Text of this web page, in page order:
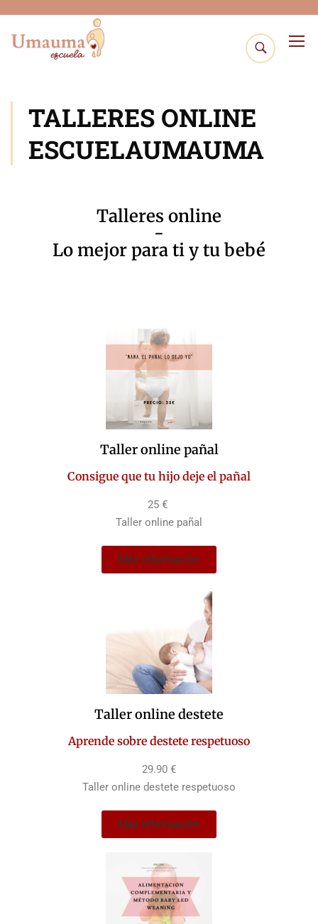
TALLERES ONLINE
ESCUELAUMAUMA
Talleres online
-
Lo mejor para ti y tu bebé
Taller online pañal
Consigue que tu hijo deje el pañal
25 €
Taller online pañal
Más información
Taller online destete
Aprende sobre destete respetuoso
29.90 €
Taller online destete respetuoso
Más información